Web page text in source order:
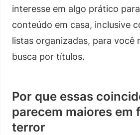
interesse em algo prático
conteúdo em casa, inclusive
listas organizadas, para você
busca por títulos.
Por que essas
parecem maiores em
terror